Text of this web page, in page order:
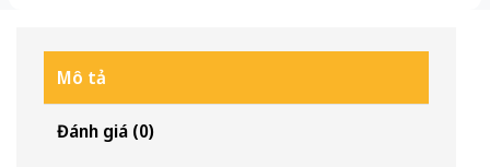
Mô tả
Đánh giá (0)